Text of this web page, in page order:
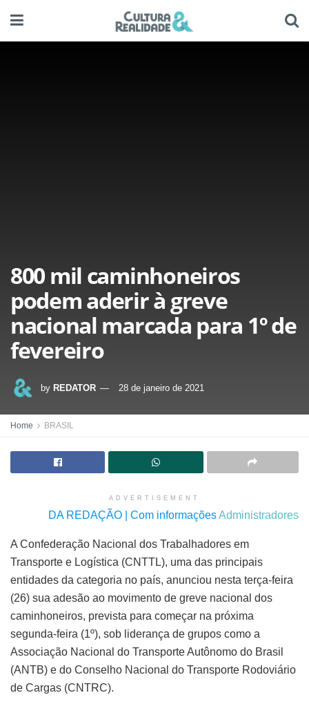
800 mil caminhoneiros
podem aderir à greve
nacional marcada para 1º de
fevereiro
by REDATOR 28 de janeiro de 2021
Home BRASIL
ADVERTISEMENT
DA REDAÇÃO | Com informaçõesAdministradores
A Confederação Nacional dos Trabalhadores em
Transporte e Logística (CNTTL), uma das principais
entidades da categoria no país, anunciou nesta terça-feira
(26) sua adesão ao movimento de greve nacional dos
caminhoneiros, prevista para começar na próxima
segunda-feira (1º), sob liderança de grupos como a
Associação Nacional do Transporte Autônomo do Brasil
(ANTB) e do Conselho Nacional do Transporte Rodoviário
de Cargas (CNTRC).